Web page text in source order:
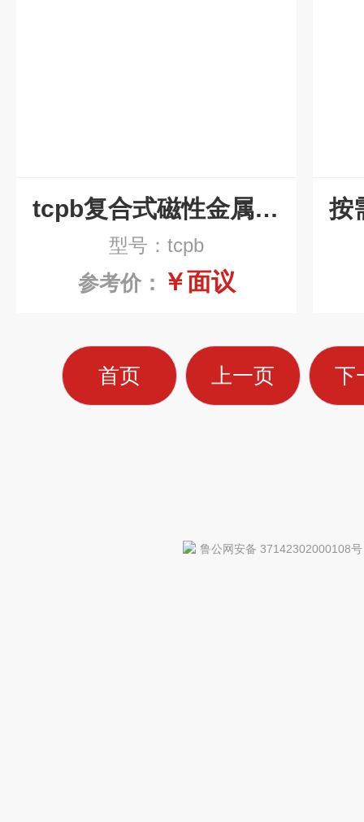
tcpb复合式磁性金属废料链板排屑机
型号：tcpb
参考价： ￥面议
首页 上一页 下
鲁公网安备 37142302000108号